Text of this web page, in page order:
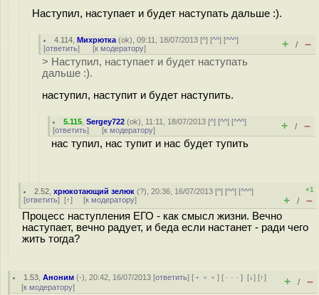
Наступил, наступает и будет наступать дальше :).
4.114 ,Михрютка (ok), 09:11, 18/07/2013 [^] [^^] [^^^]
[ответить] [к модератору] + / –
> Наступил, наступает и будет наступать
дальше :).
наступил, наступит и будет наступить.
5.115 ,Sergey722 (ok), 11:11, 18/07/2013 [^] [^^] [^^^]
[ответить] [к модератору] + / –
нас тупил, нас тупит и нас будет тупить
2.52 ,хрюкотающий зелюк (?), 20:36, 16/07/2013 [^] [^^] [^^^]
[ответить] [↑] [к модератору]
+1
+ / –
Процесс наступления ЕГО - как смысл жизни. Вечно
наступает, вечно радует, и беда если настанет - ради чего
жить тогда?
1.53 ,Аноним (-), 20:42, 16/07/2013 [ответить] [ ﹢﹢﹢] [ · · ·][↓] [↑]
[к модератору] + / –